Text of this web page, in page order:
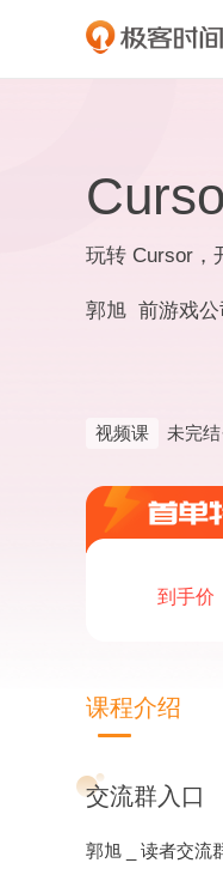
玩转 Cursor，
郭旭 前游戏公
视频课 未完
到手价
课程介绍
交流群入口
郭旭 _ 读者交流